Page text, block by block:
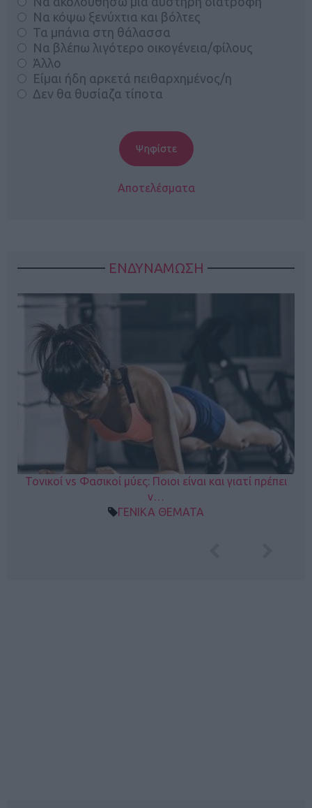
Να κόψω ξενύχτια και βόλτες
Τα μπάνια στη θάλασσα
Να βλέπω λιγότερο οικογένεια/φίλους
Άλλο
Είμαι ήδη αρκετά πειθαρχημένος/η
Δεν θα θυσίαζα τίποτα
Αποτελέσματα
ΕΝΔΥΝΑΜΩΣΗ
Τονικοί vs Φασικοί μύες: Ποιοι είναι και γιατί πρέπει
ν…
ΓΕΝΙΚΑ ΘΕΜΑΤΑ